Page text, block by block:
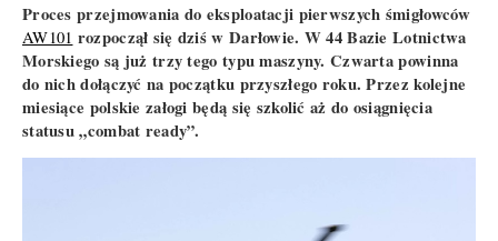
Proces przejmowania do eksploatacji pierwszych śmigłowców
AW101 rozpoczął się dziś w Darłowie. W 44 Bazie Lotnictwa
Morskiego są już trzy tego typu maszyny. Czwarta powinna
do nich dołączyć na początku przyszłego roku. Przez kolejne
miesiące polskie załogi będą się szkolić aż do osiągnięcia
statusu „combat ready”.